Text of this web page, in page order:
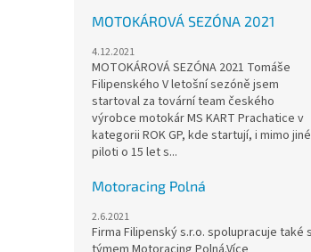
MOTOKÁROVÁ SEZÓNA 2021
4.12.2021
MOTOKÁROVÁ SEZÓNA 2021 Tomáše
Filipenského V letošní sezóně jsem
startoval za tovární team českého
výrobce motokár MS KART Prachatice v
kategorii ROK GP, kde startují, i mimo
piloti o 15 let s...
Motoracing Polná
2.6.2021
Firma Filipenský s.r.o. spolupracuje také s